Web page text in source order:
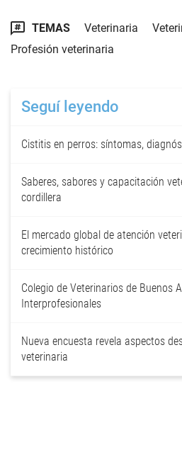
TEMAS Veterinaria
Profesión veterinaria
Seguí leyendo
Cistitis en perros: síntomas,
Saberes, sabores y capacitación
cordillera
El mercado global de atención
crecimiento histórico
Colegio de Veterinarios de Buenos
Interprofesionales
Nueva encuesta revela aspectos
veterinaria